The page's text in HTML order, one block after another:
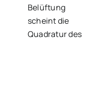
Belüftung
scheint die
Quadratur des